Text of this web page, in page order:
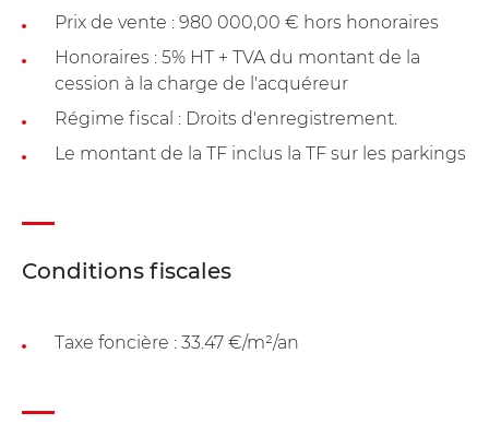
Prix de vente : 980 000,00 € hors honoraires
Honoraires : 5% HT + TVA du montant de la
cession à la charge de l'acquéreur
Régime fiscal : Droits d'enregistrement.
Le montant de la TF inclus la TF sur les parkings
Conditions fiscales
Taxe foncière : 33.47 €/m²/an